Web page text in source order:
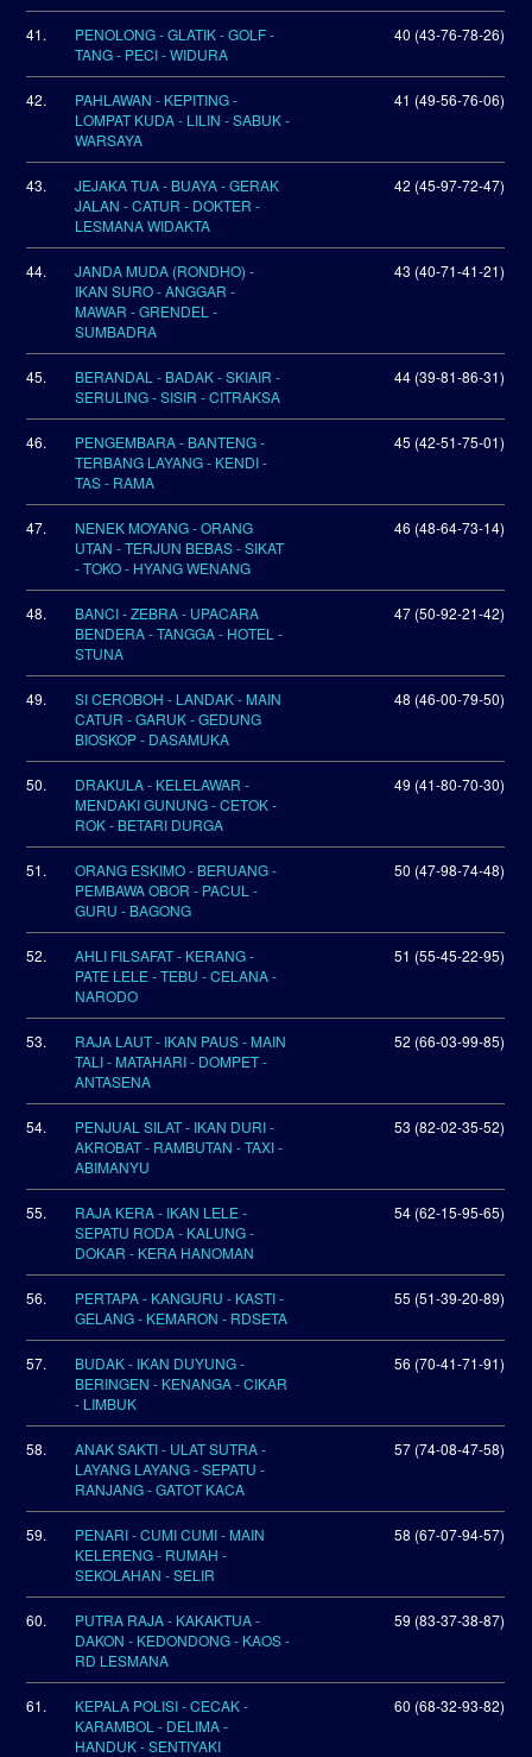
41.
PENOLONG - GLATIK - GOLF -
TANG - PECI - WIDURA
40 (43-76-78-26)
42.
PAHLAWAN - KEPITING -
LOMPAT KUDA - LILIN - SABUK -
WARSAYA
41 (49-56-76-06)
43.
JEJAKA TUA - BUAYA - GERAK
JALAN - CATUR - DOKTER -
LESMANA WIDAKTA
42 (45-97-72-47)
44.
JANDA MUDA (RONDHO) -
IKAN SURO - ANGGAR -
MAWAR - GRENDEL -
SUMBADRA
43 (40-71-41-21)
45.
BERANDAL - BADAK - SKIAIR -
SERULING - SISIR - CITRAKSA
44 (39-81-86-31)
46.
PENGEMBARA - BANTENG -
TERBANG LAYANG - KENDI -
TAS - RAMA
45 (42-51-75-01)
47.
NENEK MOYANG - ORANG
UTAN - TERJUN BEBAS - SIKAT
- TOKO - HYANG WENANG
46 (48-64-73-14)
48.
BANCI - ZEBRA - UPACARA
BENDERA - TANGGA - HOTEL -
STUNA
47 (50-92-21-42)
49.
SI CEROBOH - LANDAK - MAIN
CATUR - GARUK - GEDUNG
BIOSKOP - DASAMUKA
48 (46-00-79-50)
50.
DRAKULA - KELELAWAR -
MENDAKI GUNUNG - CETOK -
ROK - BETARI DURGA
49 (41-80-70-30)
51.
ORANG ESKIMO - BERUANG -
PEMBAWA OBOR - PACUL -
GURU - BAGONG
50 (47-98-74-48)
52.
AHLI FILSAFAT - KERANG -
PATE LELE - TEBU - CELANA -
NARODO
51 (55-45-22-95)
53.
RAJA LAUT - IKAN PAUS - MAIN
TALI - MATAHARI - DOMPET -
ANTASENA
52 (66-03-99-85)
54.
PENJUAL SILAT - IKAN DURI -
AKROBAT - RAMBUTAN - TAXI -
ABIMANYU
53 (82-02-35-52)
55.
RAJA KERA - IKAN LELE -
SEPATU RODA - KALUNG -
DOKAR - KERA HANOMAN
54 (62-15-95-65)
56.
PERTAPA - KANGURU - KASTI -
GELANG - KEMARON - RDSETA
55 (51-39-20-89)
57.
BUDAK - IKAN DUYUNG -
BERINGEN - KENANGA - CIKAR
- LIMBUK
56 (70-41-71-91)
58.
ANAK SAKTI - ULAT SUTRA -
LAYANG LAYANG - SEPATU -
RANJANG - GATOT KACA
57 (74-08-47-58)
59.
PENARI - CUMI CUMI - MAIN
KELERENG - RUMAH -
SEKOLAHAN - SELIR
58 (67-07-94-57)
60.
PUTRA RAJA - KAKAKTUA -
DAKON - KEDONDONG - KAOS -
RD LESMANA
59 (83-37-38-87)
61.
KEPALA POLISI - CECAK -
KARAMBOL - DELIMA -
HANDUK - SENTIYAKI
60 (68-32-93-82)